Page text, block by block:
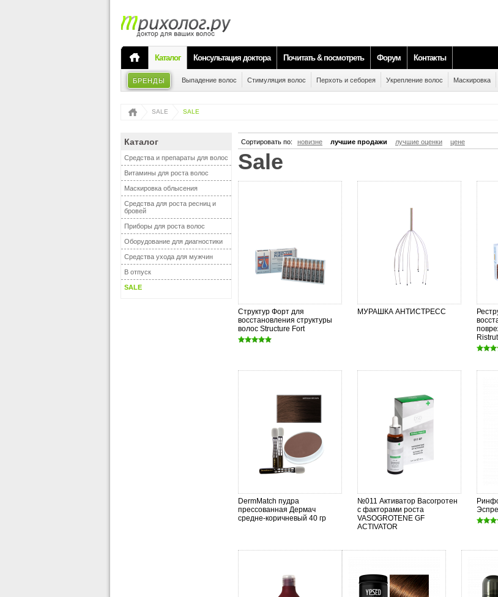
Каталог Консультация доктора Почитать & посмотреть Форум Контакты
БРЕНДЫ Выпадение волос Стимуляция волос Перхоть и себорея Укрепление волос Маскировка
SALE SALE
Каталог
Средства и препараты для волос
Витамины для роста волос
Маскировка облысения
Средства для роста ресниц и
бровей
Приборы для роста волос
Оборудование для диагностики
Средства ухода для мужчин
В отпуск
SALE
Сортировать по: новизне лучшие продажи лучшие оценки цене
sale
Структур Форт для
восстановления структуры
волос Structure Fort
МУРАШКА АНТИСТРЕСС
DermMatch пудра
прессованная Дермач
средне-коричневый 40 гр
№011 Активатор Васогротен
с факторами роста
VASOGROTENE GF
ACTIVATOR